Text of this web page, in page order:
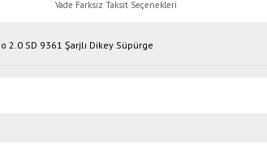
Vade Farksız Taksit Seçenekleri
2.0 SD 9361 Şarjlı Dikey Süpürge